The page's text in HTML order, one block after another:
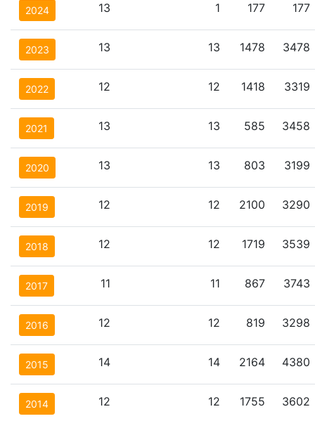
2024 13 1 177 177
2023 13 13 1478 3478
2022 12 12 1418 3319
2021 13 13 585 3458
2020 13 13 803 3199
2019 12 12 2100 3290
2018 12 12 1719 3539
2017 11 11 867 3743
2016 12 12 819 3298
2015 14 14 2164 4380
2014 12 12 1755 3602